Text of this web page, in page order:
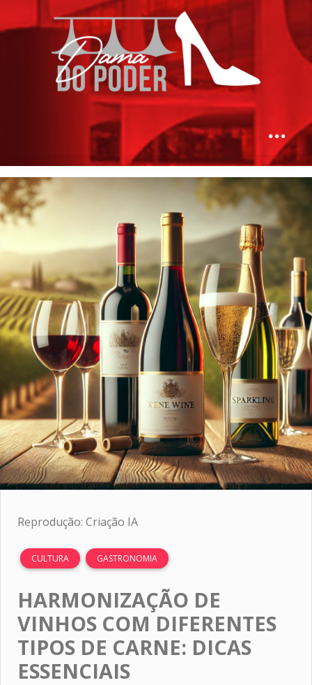
Reprodução: Criação IA
CULTURA GASTRONOMIA
HARMONIZAÇÃO DE
VINHOS COM DIFERENTES
TIPOS DE CARNE: DICAS
ESSENCIAIS